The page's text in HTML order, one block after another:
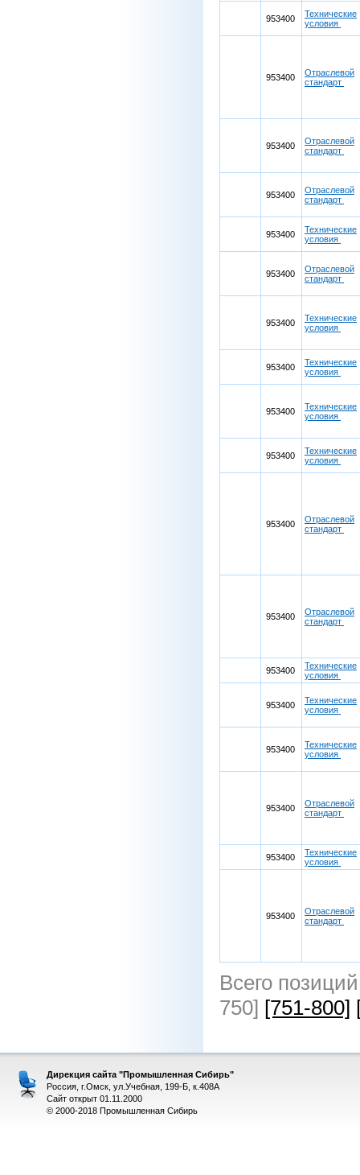
953400
Технические
условия
953400
Отраслевой
стандарт
953400
Отраслевой
стандарт
953400
Отраслевой
стандарт
953400
Технические
условия
953400
Отраслевой
стандарт
953400
Технические
условия
953400
Технические
условия
953400
Технические
условия
953400
Технические
условия
953400
Отраслевой
стандарт
953400
Отраслевой
стандарт
953400
Технические
условия
953400
Технические
условия
953400
Технические
условия
953400
Отраслевой
стандарт
953400
Технические
условия
953400
Отраслевой
стандарт
Всего
750] [751-800]
Дирекция сайта "Промышленная Сибирь"
Россия, г.Омск, ул.Учебная, 199-Б, к.408А
Сайт открыт 01.11.2000
© 2000-2018 Промышленная Сибирь